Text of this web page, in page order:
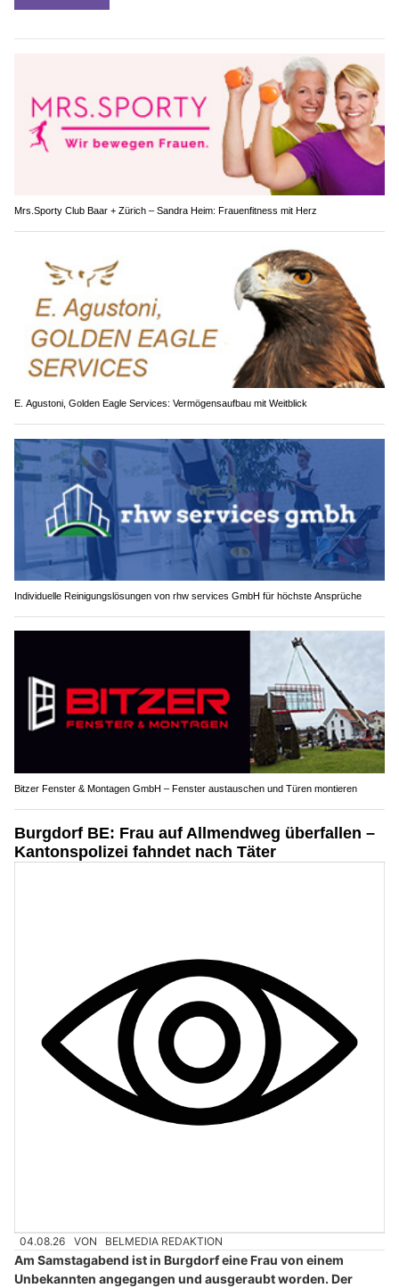
Mrs.Sporty Club Baar + Zürich – Sandra Heim: Frauenfitness mit Herz
E. Agustoni, Golden Eagle Services: Vermögensaufbau mit Weitblick
Individuelle Reinigungslösungen von rhw services GmbH für höchste Ansprüche
Bitzer Fenster & Montagen GmbH – Fenster austauschen und Türen montieren
Burgdorf BE: Frau auf Allmendweg überfallen –
Kantonspolizei fahndet nach Täter
04.08.26 VON BELMEDIA REDAKTION
Am Samstagabend ist in Burgdorf eine Frau von einem
Unbekannten angegangen und ausgeraubt worden. Der